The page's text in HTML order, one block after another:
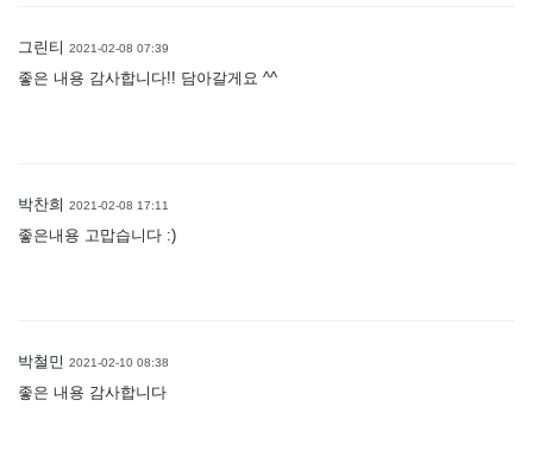
그린티 2021-02-08 07:39
좋은 내용 감사합니다!! 담아갈게요 ^^
박찬희 2021-02-08 17:11
좋은내용 고맙습니다 :)
박철민 2021-02-10 08:38
좋은 내용 감사합니다